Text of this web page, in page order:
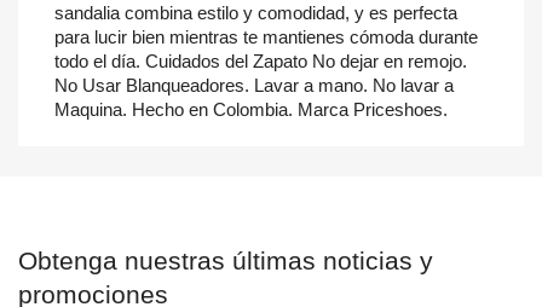
sandalia combina estilo y comodidad, y es perfecta
para lucir bien mientras te mantienes cómoda durante
todo el día. Cuidados del Zapato No dejar en remojo.
No Usar Blanqueadores. Lavar a mano. No lavar a
Maquina. Hecho en Colombia. Marca Priceshoes.
Obtenga nuestras últimas noticias y
promociones